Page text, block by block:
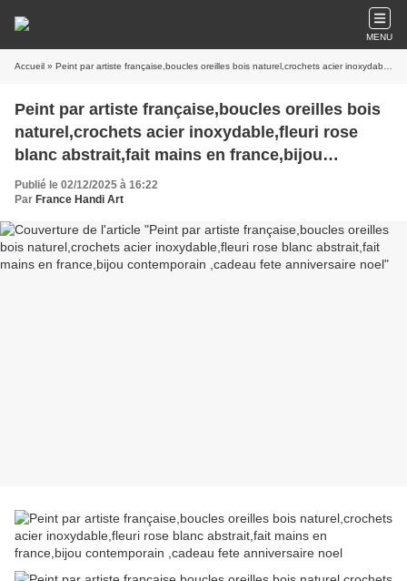
MENU
Accueil » Peint par artiste française,boucles oreilles bois naturel,crochets acier inoxydable,fleuri rose blanc abstrait,fait mains en france,bijou contemporain ,cadeau fete anniversaire noel
Peint par artiste française,boucles oreilles bois
naturel,crochets acier inoxydable,fleuri rose
blanc abstrait,fait mains en france,bijou
contemporain ,cadeau fete anniversaire noel
Publié le 02/12/2025 à 16:22
Par France Handi Art